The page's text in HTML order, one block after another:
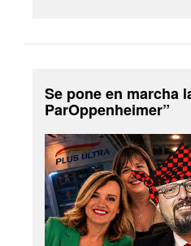
Se pone en marcha
ParOppenheimer”